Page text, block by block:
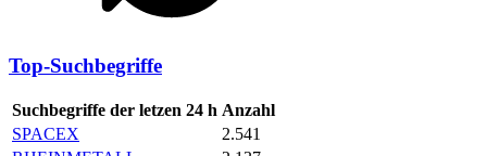
Top-Suchbegriffe
Suchbegriffe der letzen 24 h Anzahl
SPACEX
2.541